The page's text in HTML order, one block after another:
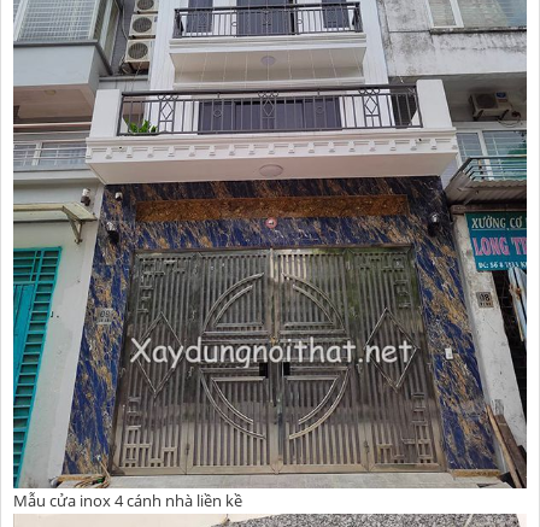
Mẫu cửa inox 4 cánh nhà liền kề